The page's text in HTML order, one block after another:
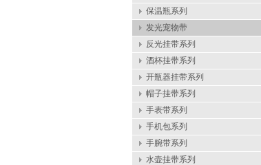
保温瓶系列
发光宠物带
反光挂带系列
酒杯挂带系列
开瓶器挂带系列
帽子挂带系列
手表带系列
手机包系列
手腕带系列
水壶挂带系列